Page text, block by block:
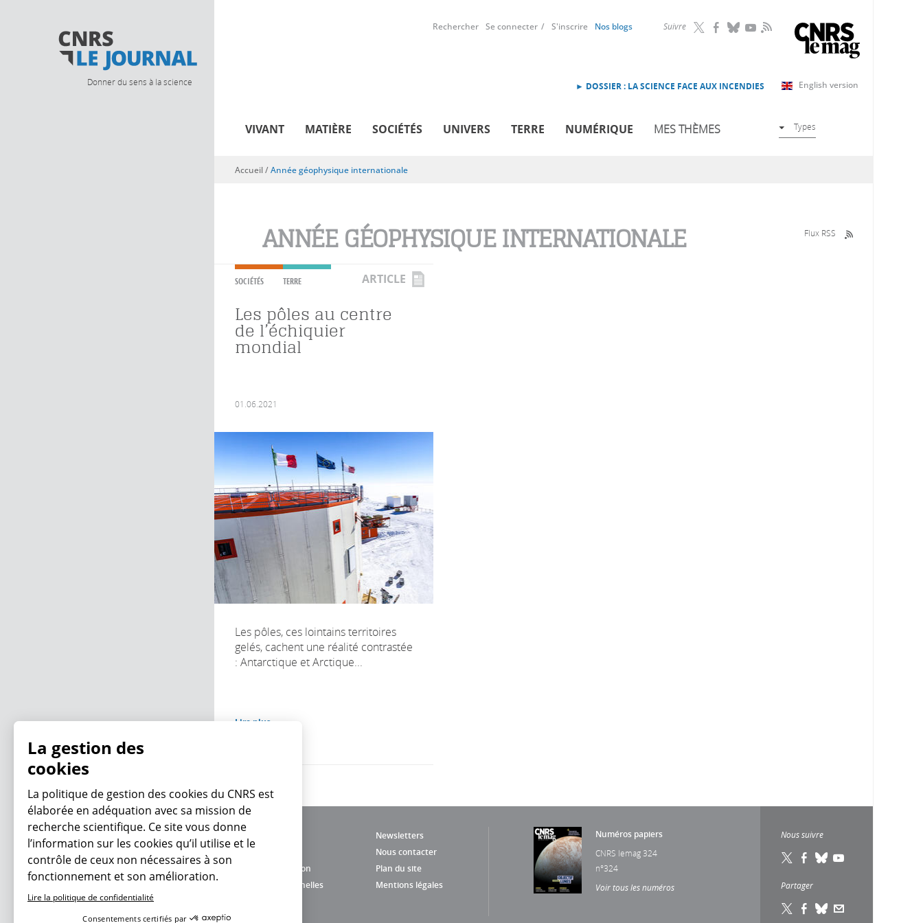
Donner du sens à la science
Suivre RSS
Rechercher Se connecter S'inscrire Nos blogs
English version
► DOSSIER : LA SCIENCE FACE AUX INCENDIES
VIVANT MATIÈRE SOCIÉTÉS UNIVERS TERRE NUMÉRIQUE MES THÈMES Types
Vous êtes ici
Accueil/Année géophysique internationale
ANNÉE GÉOPHYSIQUE INTERNATIONALE Flux RSS
SOCIÉTÉS TERRE ARTICLE
Les pôles au centre
de l’échiquier
mondial
01.06.2021
Les pôles, ces lointains territoires
gelés, cachent une réalité contrastée
: Antarctique et Arctique...
Lire plus
Newsletters
Nous contacter
Charte d'utilisation
Plan du site
Données personnelles
Mentions légales
Numéros papiers
CNRS lemag 324
n°324
Voir tous les numéros
Nous suivre
Partager
En ce moment
La gestion des
cookies
La politique de gestion des
cookies du CNRS est élaborée en adéquation avec
sa mission de recherche scientifique. Ce site vous
donne l’information sur les cookies qu’il utilise et
le contrôle de ceux non nécessaires à son
fonctionnement et son amélioration.
Lire la politique de confidentialité
Consentements certifiés par